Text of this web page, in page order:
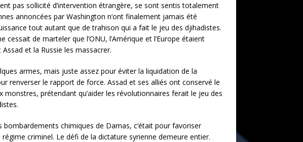
pas sollicité d’intervention étrangère, se sont sentis totalement
annoncées par Washington n’ont finalement jamais été
tout autant que de trahison qui a fait le jeu des djihadistes.
cessait de marteler que l’ONU, l’Amérique et l’Europe étaient
et la Russie les massacrer.
armes, mais juste assez pour éviter la liquidation de la
renverser le rapport de force. Assad et ses alliés ont conservé le
prétendant qu’aider les révolutionnaires ferait le jeu des
bombardements chimiques de Damas, c’était pour favoriser
criminel. Le défi de la dictature syrienne demeure entier.